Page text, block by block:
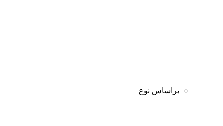
براساس نوع